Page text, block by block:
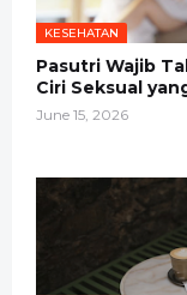
KESEHATAN
Pasutri Wajib
Ciri Seksual
June 15, 2026